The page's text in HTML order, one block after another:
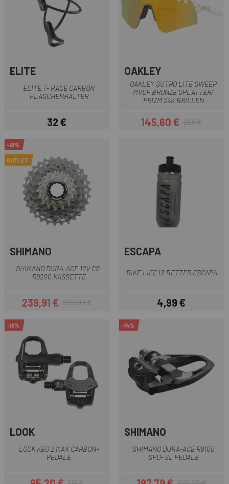
ELITE
ELITE T- RACE CARBON
FLASCHENHALTER
Preis
32 €
OAKLEY
OAKLEY SUTRO LITE SWEEP
MVDP BRONZE SPLATTER/
PRIZM 24K BRILLEN
Preis
145,60 €Regulärer Preis
208 €
-18%
OUTLET
SHIMANO
SHIMANO DURA-ACE 12V CS-
R9200 KASSETTE
Preis
239,91 €Regulärer Preis
295,99 €
ESCAPA
BIKE LIFE IS BETTER ESCAPA
Preis
4,99 €
-15%
LOOK
LOOK KEO 2 MAX CARBON-
PEDALE
-14%
SHIMANO
SHIMANO DURA-ACE R9100
SPD- SL PEDALE